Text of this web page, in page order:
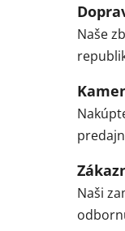
Naše
Naši